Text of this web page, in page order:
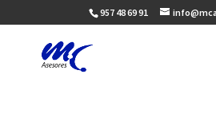
957 48 69 91